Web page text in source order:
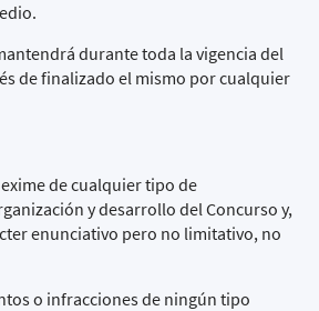
durante toda la vigencia del
de finalizado el mismo por cualquier
de cualquier tipo de
y desarrollo del Concurso y,
enunciativo pero no limitativo, no
o infracciones de ningún tipo